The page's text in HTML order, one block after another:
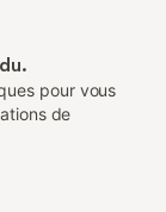
pour vous
de